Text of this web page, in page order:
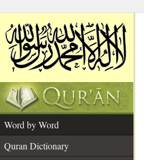
Word by Word
Quran Dictionary